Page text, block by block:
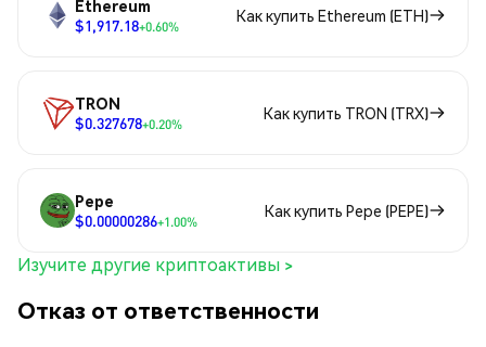
Ethereum
$1,917.18+0.60%
Как купить Ethereum (ETH)
TRON
$0.327678+0.20%
Как купить TRON (TRX)
Pepe
$0.00000286+1.00%
Как купить Pepe (PEPE)
Изучите другие криптоактивы >
Отказ от ответственности